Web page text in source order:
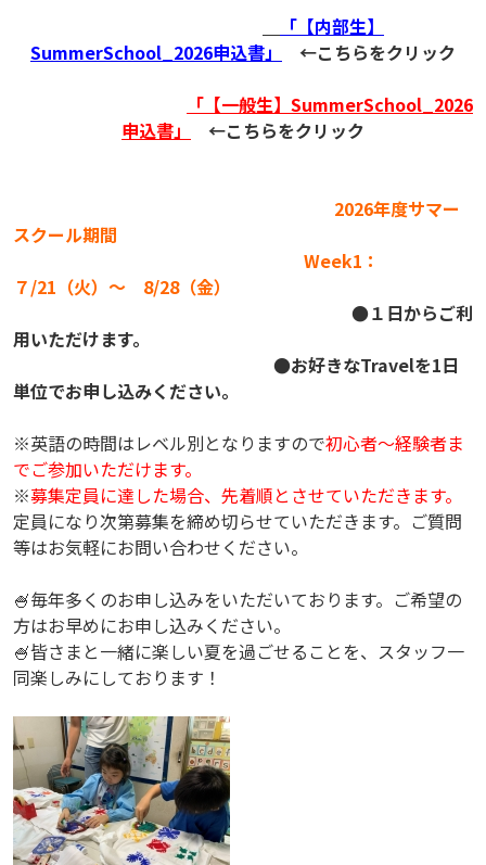
「【内部生】
SummerSchool_2026申込書」
←こちらをクリック
「【一般生】SummerSchool_2026
申込書」
←こちらをクリック
2026年度サマー
スクール期間
Week1：
７/21（火）～ 8/28（金）
●１日からご利
用いただけます。
●お好きなTravelを1日
単位でお申し込みください。
※英語の時間はレベル別となりますので初心者～経験者ま
でご参加いただけます。
※募集定員に達した場合、先着順とさせていただきます。
定員になり次第募集を締め切らせていただきます。 ご質問
等はお気軽にお問い合わせください。
🍧毎年多くのお申し込みをいただいております。ご希望の
方はお早めにお申し込みください。
🍧皆さまと一緒に楽しい夏を過ごせることを、スタッフ一
同楽しみにしております！